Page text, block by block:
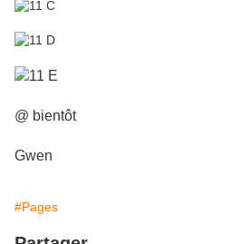
@ bientôt
Gwen
#Pages